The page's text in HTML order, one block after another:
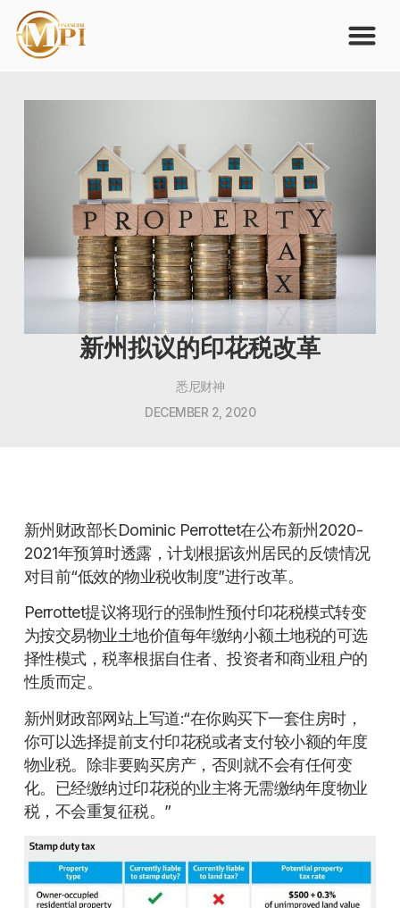
新州拟议的印花税改革
悉尼财神
DECEMBER 2, 2020
新州财政部长Dominic Perrottet在公布新州2020-
2021年预算时透露，计划根据该州居民的反馈情况
对目前“低效的物业税收制度”进行改革。
Perrottet提议将现行的强制性预付印花税模式转变
为按交易物业土地价值每年缴纳小额土地税的可选
择性模式，税率根据自住者、投资者和商业租户的
性质而定。
新州财政部网站上写道:“在你购买下一套住房时，
你可以选择提前支付印花税或者支付较小额的年度
物业税。除非要购买房产，否则就不会有任何变
化。已经缴纳过印花税的业主将无需缴纳年度物业
税，不会重复征税。”